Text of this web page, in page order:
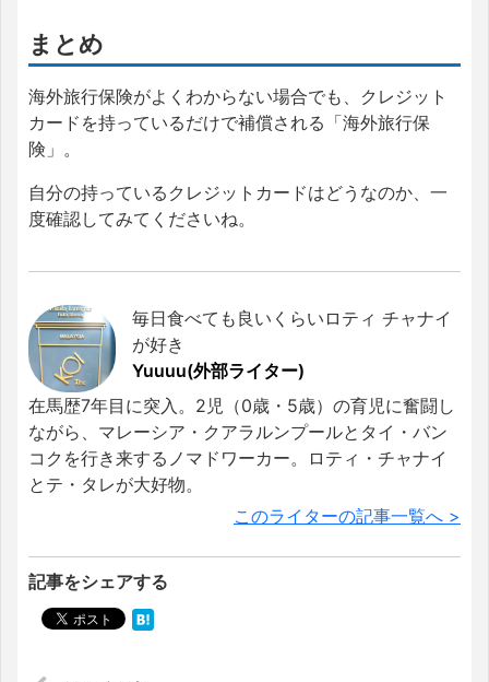
まとめ
海外旅行保険がよくわからない場合でも、クレジット
カードを持っているだけで補償される「海外旅行保
険」。
自分の持っているクレジットカードはどうなのか、一
度確認してみてくださいね。
毎日食べても良いくらいロティ チャナイ
が好き
Yuuuu(外部ライター)
在馬歴7年目に突入。2児（0歳・5歳）の育児に奮闘し
ながら、マレーシア・クアラルンプールとタイ・バン
コクを行き来するノマドワーカー。ロティ・チャナイ
とテ・タレが大好物。
このライターの記事一覧へ >
記事をシェアする